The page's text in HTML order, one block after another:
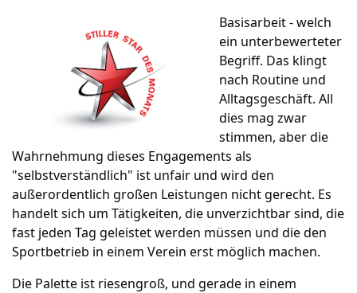
Basisarbeit - welch
ein unterbewerteter
Begriff. Das klingt
nach Routine und
Alltagsgeschäft. All
dies mag zwar
stimmen, aber die
Wahrnehmung dieses Engagements als
"selbstverständlich" ist unfair und wird den
außerordentlich großen Leistungen nicht gerecht. Es
handelt sich um Tätigkeiten, die unverzichtbar sind, die
fast jeden Tag geleistet werden müssen und die den
Sportbetrieb in einem Verein erst möglich machen.
Die Palette ist riesengroß, und gerade in einem